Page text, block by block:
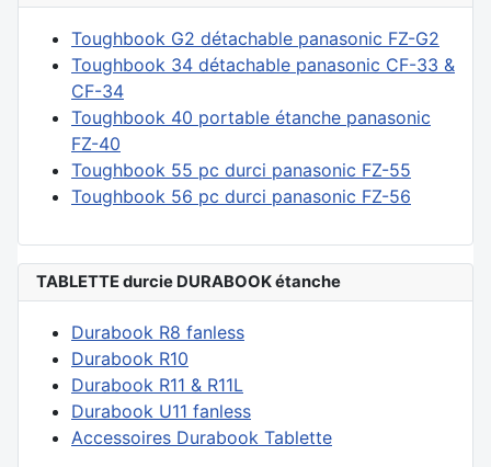
Toughbook G2 détachable panasonic FZ-G2
Toughbook 34 détachable panasonic CF-33 &
CF-34
Toughbook 40 portable étanche panasonic
FZ-40
Toughbook 55 pc durci panasonic FZ-55
Toughbook 56 pc durci panasonic FZ-56
TABLETTE durcie DURABOOK étanche
Durabook R8 fanless
Durabook R10
Durabook R11 & R11L
Durabook U11 fanless
Accessoires Durabook Tablette